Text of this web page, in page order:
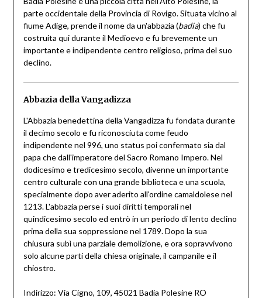
parte occidentale della Provincia di Rovigo. Situata vicino al
fiume Adige, prende il nome da un'abbazia (badia) che fu
costruita qui durante il Medioevo e fu brevemente un
importante e indipendente centro religioso, prima del suo
declino.
Abbazia della Vangadizza
L'Abbazia benedettina della Vangadizza fu fondata durante
il decimo secolo e fu riconosciuta come feudo
indipendente nel 996, uno status poi confermato sia dal
papa che dall'imperatore del Sacro Romano Impero. Nel
dodicesimo e tredicesimo secolo, divenne un importante
centro culturale con una grande biblioteca e una scuola,
specialmente dopo aver aderito all'ordine camaldolese nel
1213. L'abbazia perse i suoi diritti temporali nel
quindicesimo secolo ed entrò in un periodo di lento declino
prima della sua soppressione nel 1789. Dopo la sua
chiusura subì una parziale demolizione, e ora sopravvivono
solo alcune parti della chiesa originale, il campanile e il
chiostro.
Indirizzo: Via Cigno, 109, 45021 Badia Polesine RO